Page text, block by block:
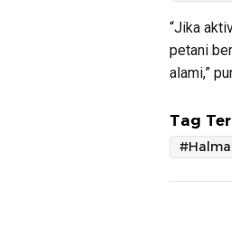
“Jika
petani
alami,”
Tag